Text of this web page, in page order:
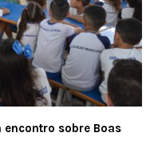
sobre Boas